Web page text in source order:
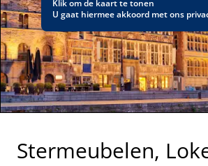
Klik om de kaart te tonen
U gaat hiermee akkoord met ons
Stermeubelen,